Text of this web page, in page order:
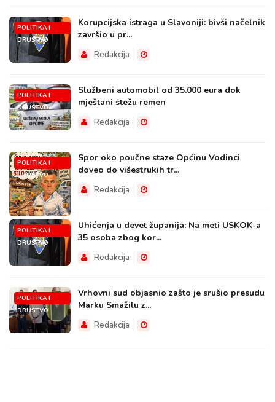
POLITIKA I
DRUŠTVO
Korupcijska istraga u Slavoniji: bivši načelnik
završio u pr...
Redakcija
POLITIKA I
DRUŠTVO
Službeni automobil od 35.000 eura dok
mještani stežu remen
Redakcija
POLITIKA I
DRUŠTVO
Spor oko poučne staze Općinu Vodinci
doveo do višestrukih tr...
Redakcija
POLITIKA I
DRUŠTVO
Uhićenja u devet županija: Na meti USKOK-a
35 osoba zbog kor...
Redakcija
POLITIKA I
DRUŠTVO
Vrhovni sud objasnio zašto je srušio presudu
Marku Smažilu z...
Redakcija